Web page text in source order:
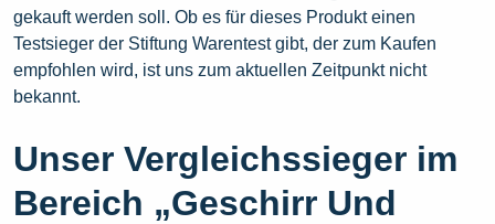
gekauft werden soll. Ob es für dieses Produkt einen
Testsieger der Stiftung Warentest gibt, der zum Kaufen
empfohlen wird, ist uns zum aktuellen Zeitpunkt nicht
bekannt.
Unser Vergleichssieger im
Bereich „Geschirr Und